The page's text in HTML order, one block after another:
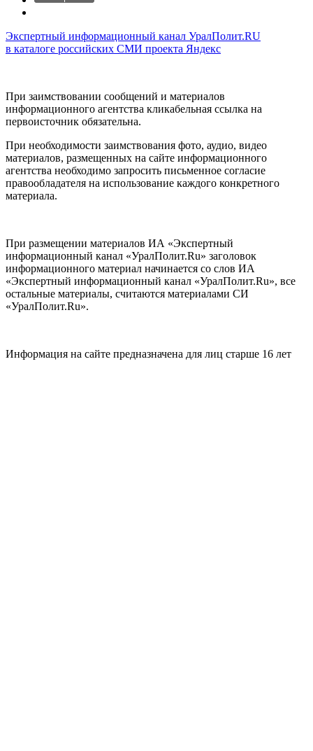
Экспертный информационный канал УралПолит.RU
в каталоге российских СМИ проекта Яндекс
При заимствовании сообщений и материалов
информационного агентства кликабельная ссылка на
первоисточник обязательна.
При необходимости заимствования фото, аудио, видео
материалов, размещенных на сайте информационного
агентства необходимо запросить письменное согласие
правообладателя на использование каждого конкретного
материала.
При размещении материалов ИА «Экспертный
информационный канал «УралПолит.Ru» заголовок
информационного материал начинается со слов ИА
«Экспертный информационный канал «УралПолит.Ru», все
остальные материалы, считаются материалами СИ
«УралПолит.Ru».
Информация на сайте предназначена для лиц старше 16 лет